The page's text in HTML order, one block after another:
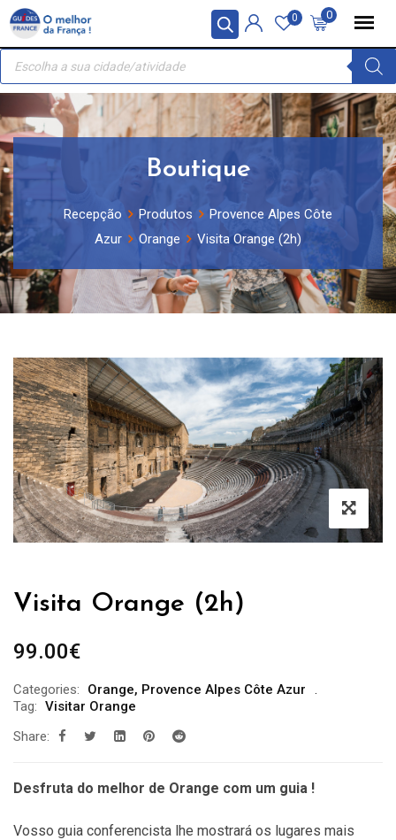
Painel de Gerenciamento de Cookies
Skip
content
0
0
Recherche
produits
Boutique
Recepção Produtos
Provence Alpes Côte
Azur
Orange Visita Orange (2h)
Visita Orange (2h)
99.00€
Categories: Orange, Provence Alpes Côte Azur
Tag: Visitar Orange
Share:
Desfruta do melhor de Orange com um guia !
Vosso guia conferencista lhe mostrará os lugares mais